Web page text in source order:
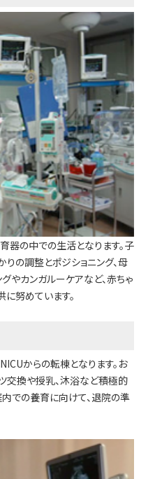
器の中での生活となります。子
の調整とポジショニング、母
やカンガルーケアなど、赤ちゃ
努めています。
からの転棟となります。お
交換や授乳、沐浴など積極的
での養育に向けて、退院の準